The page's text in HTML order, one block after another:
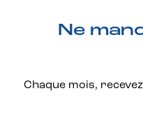
Ne
Chaque mois,